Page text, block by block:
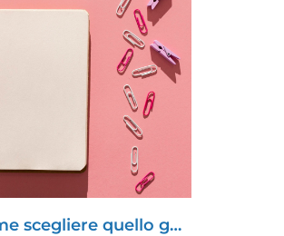
scegliere quello g…